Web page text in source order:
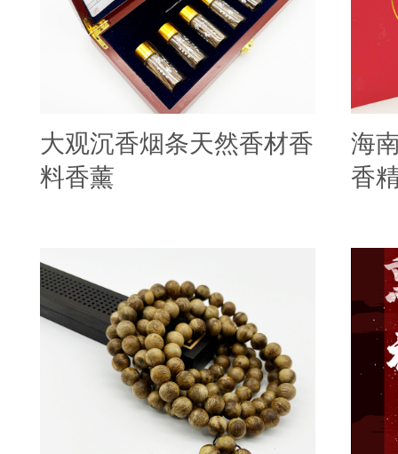
大观沉香烟条天然香材香
料香薰
海
香